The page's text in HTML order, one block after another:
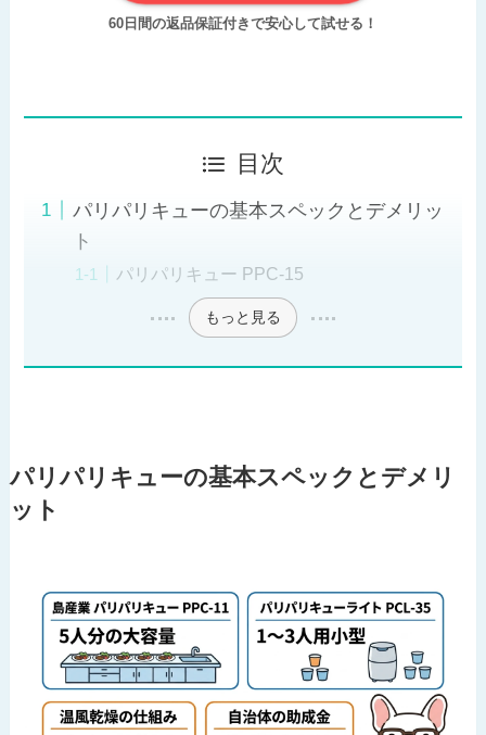
60日間の返品保証付きで安心して試せる！
目次
パリパリキューの基本スペックとデメリッ
ト
パリパリキュー PPC-15
もっと見る
パリパリキューの基本スペックとデメリ
ット